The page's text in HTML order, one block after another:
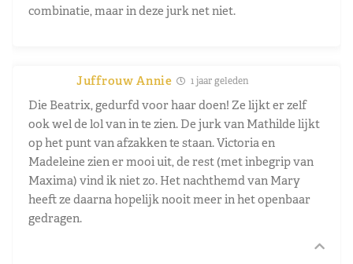
combinatie, maar in deze jurk net niet.
Juffrouw Annie 1 jaar geleden
Die Beatrix, gedurfd voor haar doen! Ze lijkt er zelf
ook wel de lol van in te zien. De jurk van Mathilde lijkt
op het punt van afzakken te staan. Victoria en
Madeleine zien er mooi uit, de rest (met inbegrip van
Maxima) vind ik niet zo. Het nachthemd van Mary
heeft ze daarna hopelijk nooit meer in het openbaar
gedragen.